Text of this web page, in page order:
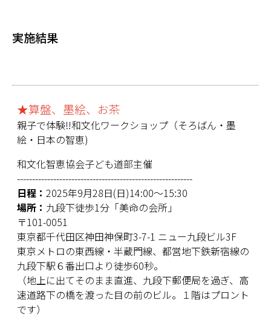
実施結果
★算盤、墨絵、お茶
親子で体験‼️和文化ワークショップ（そろばん・墨
絵・日本の智恵)
和文化智恵協会子ども道部主催
----------------------------------------------------------
日程： 2025年9月28日(日)14:00～15:30
場所： 九段下徒歩1分「美命の会所」
〒101-0051
東京都千代田区神田神保町3-7-1 ニュー九段ビル3F
東京メトロの東西線・半蔵門線、都営地下鉄新宿線の
九段下駅６番出口より徒歩60秒。
（地上に出てそのまま直進、九段下郵便局を過ぎ、高
速道路下の橋を渡った目の前のビル。１階はプロント
です）